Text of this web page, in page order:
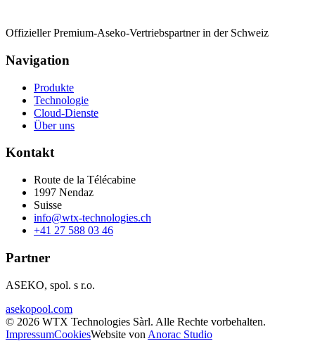
Offizieller Premium-Aseko-Vertriebspartner in der Schweiz
Navigation
Produkte
Technologie
Cloud-Dienste
Über uns
Kontakt
Route de la Télécabine
1997 Nendaz
Suisse
info@wtx-technologies.ch
+41 27 588 03 46
Partner
ASEKO, spol. s r.o.
asekopool.com
© 2026 WTX Technologies Sàrl. Alle Rechte vorbehalten.
ImpressumCookiesWebsite von Anorac Studio